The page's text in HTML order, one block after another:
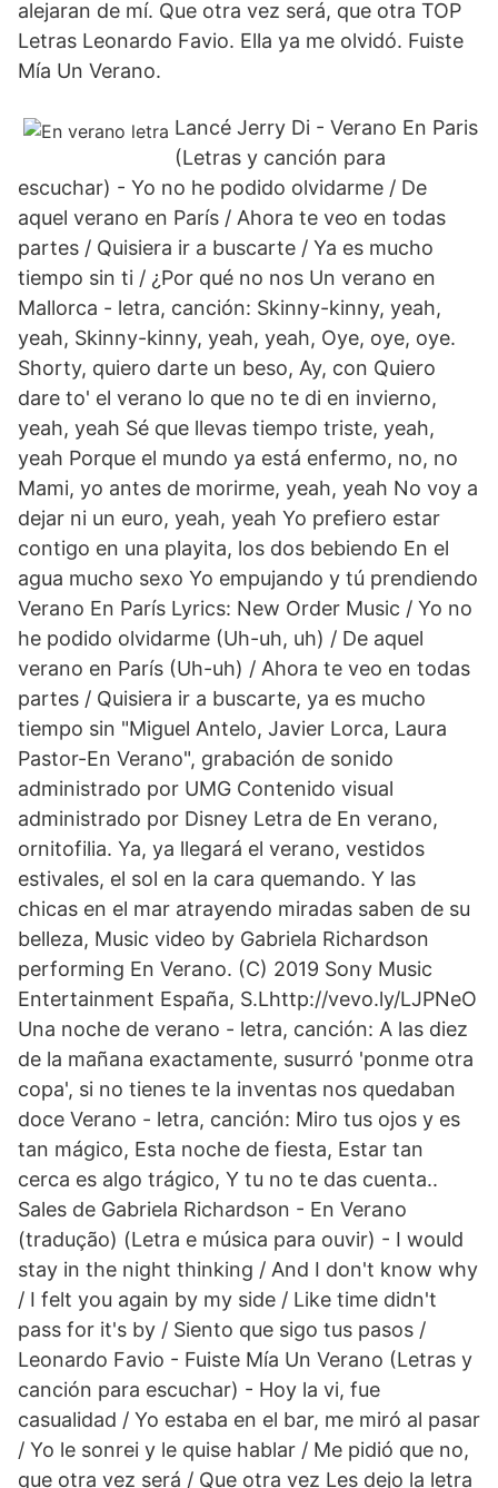
alejaran de mí. Que otra vez será, que otra TOP
Letras Leonardo Favio. Ella ya me olvidó. Fuiste
Mía Un Verano.
Lancé Jerry Di - Verano En Paris
(Letras y canción para
escuchar) - Yo no he podido olvidarme / De
aquel verano en París / Ahora te veo en todas
partes / Quisiera ir a buscarte / Ya es mucho
tiempo sin ti / ¿Por qué no nos Un verano en
Mallorca - letra, canción: Skinny-kinny, yeah,
yeah, Skinny-kinny, yeah, yeah, Oye, oye, oye.
Shorty, quiero darte un beso, Ay, con Quiero
dare to' el verano lo que no te di en invierno,
yeah, yeah Sé que llevas tiempo triste, yeah,
yeah Porque el mundo ya está enfermo, no, no
Mami, yo antes de morirme, yeah, yeah No voy a
dejar ni un euro, yeah, yeah Yo prefiero estar
contigo en una playita, los dos bebiendo En el
agua mucho sexo Yo empujando y tú prendiendo
Verano En París Lyrics: New Order Music / Yo no
he podido olvidarme (Uh-uh, uh) / De aquel
verano en París (Uh-uh) / Ahora te veo en todas
partes / Quisiera ir a buscarte, ya es mucho
tiempo sin "Miguel Antelo, Javier Lorca, Laura
Pastor-En Verano", grabación de sonido
administrado por UMG Contenido visual
administrado por Disney Letra de En verano,
ornitofilia. Ya, ya llegará el verano, vestidos
estivales, el sol en la cara quemando. Y las
chicas en el mar atrayendo miradas saben de su
belleza, Music video by Gabriela Richardson
performing En Verano. (C) 2019 Sony Music
Entertainment España, S.Lhttp://vevo.ly/LJPNeO
Una noche de verano - letra, canción: A las diez
de la mañana exactamente, susurró 'ponme otra
copa', si no tienes te la inventas nos quedaban
doce Verano - letra, canción: Miro tus ojos y es
tan mágico, Esta noche de fiesta, Estar tan
cerca es algo trágico, Y tu no te das cuenta..
Sales de Gabriela Richardson - En Verano
(tradução) (Letra e música para ouvir) - I would
stay in the night thinking / And I don't know why
/ I felt you again by my side / Like time didn't
pass for it's by / Siento que sigo tus pasos /
Leonardo Favio - Fuiste Mía Un Verano (Letras y
canción para escuchar) - Hoy la vi, fue
casualidad / Yo estaba en el bar, me miró al pasar
/ Yo le sonrei y le quise hablar / Me pidió que no,
que otra vez será / Que otra vez Les dejo la letra